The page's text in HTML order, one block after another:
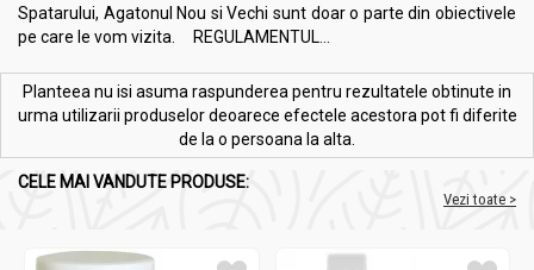
Administrare
Serra Plus [Serrapeptaza] 60cps - PROVITA NUTRITION
Mod de administrare recomandat (pe nemâncate):
Pentru întreținere:1 capsulă pe zi, între mese.
În mod terapeutic:1 capsulă de 2 ori pe zi (1-1), între
(2-2), între mese, timp de 2-3 săptămâni, după care se
Spatarului, Agatonul Nou si Vechi sunt doar o parte din obiectivele
pe care le vom vizita. REGULAMENTUL...
Planteea nu isi asuma raspunderea pentru rezultatele obtinute in
urma utilizarii produselor deoarece efectele acestora pot fi diferite
de la o persoana la alta.
CELE MAI VANDUTE PRODUSE:
Vezi toate >